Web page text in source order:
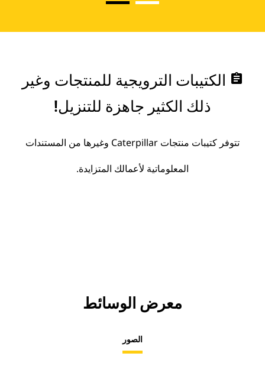
assignment الكتيبات الترويجية للمنتجات وغير
ذلك الكثير جاهزة للتنزيل!
تتوفر كتيبات منتجات Caterpillar وغيرها من المستندات
المعلوماتية لأعمالك المتزايدة.
معرض الوسائط
الصور